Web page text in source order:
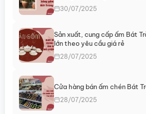
30/07/2025
Sản xuất, cung cấp ấm Bát
lớn theo yêu cầu giá rẻ
28/07/2025
Cửa hàng bán ấm chén Bát
28/07/2025